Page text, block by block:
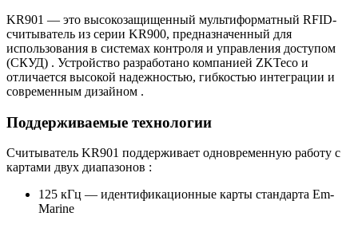
KR901 — это высокозащищенный мультиформатный RFID-
считыватель из серии KR900, предназначенный для
использования в системах контроля и управления доступом
(СКУД) . Устройство разработано компанией ZKTeco и
отличается высокой надежностью, гибкостью интеграции и
современным дизайном .
Поддерживаемые технологии
Считыватель KR901 поддерживает одновременную работу с
картами двух диапазонов :
125 кГц — идентификационные карты стандарта Em-
Marine